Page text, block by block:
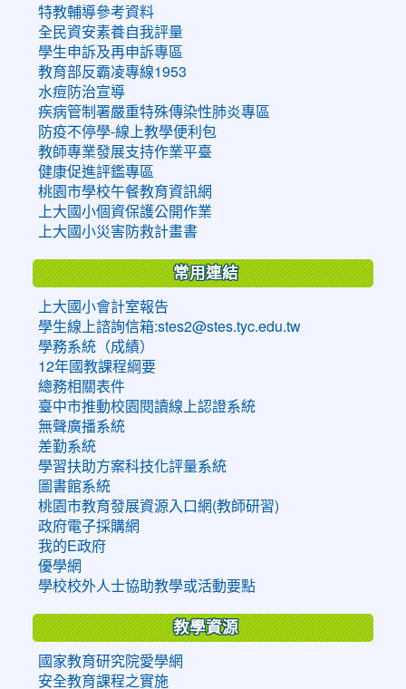
特教輔導參考資料
全民資安素養自我評量
學生申訴及再申訴專區
教育部反霸凌專線1953
水痘防治宣導
疾病管制署嚴重特殊傳染性肺炎專區
防疫不停學-線上教學便利包
教師專業發展支持作業平臺
健康促進評鑑專區
桃園市學校午餐教育資訊網
上大國小個資保護公開作業
上大國小災害防救計畫書
常用連結
上大國小會計室報告
學生線上諮詢信箱:stes2@stes.tyc.edu.tw
學務系統（成績）
12年國教課程綱要
總務相關表件
臺中市推動校園閱讀線上認證系統
無聲廣播系統
差勤系統
學習扶助方案科技化評量系統
圖書館系統
桃園市教育發展資源入口網(教師研習)
政府電子採購網
我的E政府
優學網
學校校外人士協助教學或活動要點
教學資源
國家教育研究院愛學網
安全教育課程之實施